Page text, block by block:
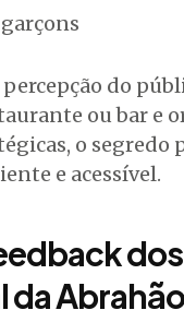
do
ou bar e
o segredo
e acessível.
da